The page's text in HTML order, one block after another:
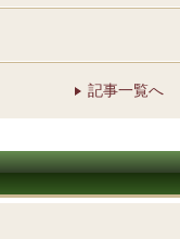
記事一覧へ